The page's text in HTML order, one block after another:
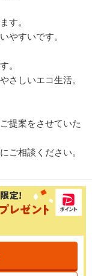
す。
やすいです。
。
さしいエコ生活。
提案をさせていた
ご相談ください。